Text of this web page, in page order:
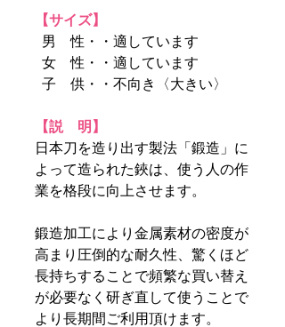
【サイズ】
男 性・・適しています
女 性・・適しています
子 供・・不向き〈大きい〉
【説 明】
日本刀を造り出す製法「鍛造」に
よって造られた鋏は、使う人の作
業を格段に向上させます。
鍛造加工により金属素材の密度が
高まり圧倒的な耐久性、驚くほど
長持ちすることで頻繁な買い替え
が必要なく研ぎ直して使うことで
より長期間ご利用頂けます。